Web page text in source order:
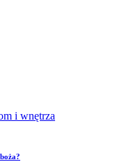
i wnętrza